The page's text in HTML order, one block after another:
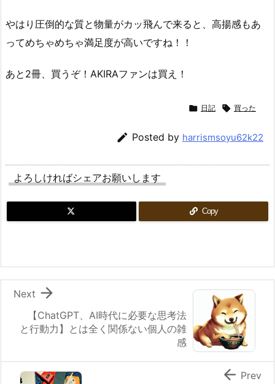
やはり圧倒的な質と物量がカッ飛んで来ると、高揚感もあ
ってめちゃめちゃ満足度が高いですね！！
あと2冊、買うぞ！AKIRAファンは買え！
 日記  買った
 Posted by harrismsoyu62k22
よろしければシェアお願いします
Copy
【ChatGPT、AI時代に必要な思考法
と行動力】とは全く関係ない個人の雑
感

Next
 Prev